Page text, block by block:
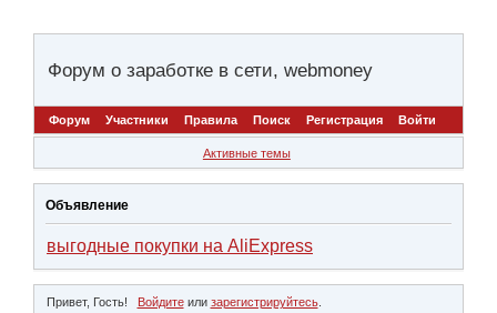
Форум о заработке в сети, webmoney
Форум Участники Правила Поиск Регистрация Войти
Активные темы
Объявление
выгодные покупки на AliExpress
Привет, Гость! Войдитеили зарегистрируйтесь.